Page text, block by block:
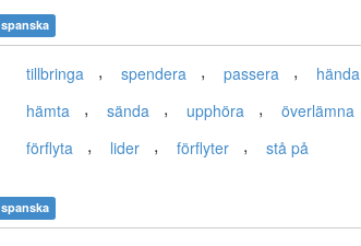
spanska
tillbringa , spendera , passera , hända
hämta , sända , upphöra , överlämna
förflyta , lider , förflyter , stå på
spanska